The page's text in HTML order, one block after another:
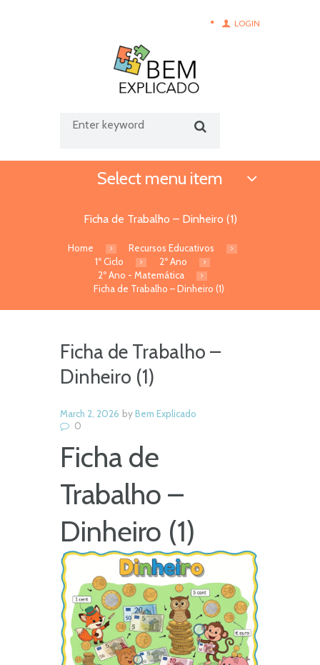
LOGIN
Select menu item
Ficha de Trabalho – Dinheiro (1)
Home
Recursos Educativos
1º Ciclo
2º Ano
2º Ano - Matemática
Ficha de Trabalho – Dinheiro (1)
Ficha de Trabalho –
Dinheiro (1)
March 2, 2026 byBem Explicado
0
Ficha de
Trabalho –
Dinheiro (1)